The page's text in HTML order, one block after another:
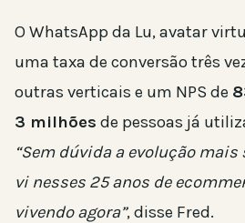
O WhatsApp da Lu, avatar
uma taxa de conversão três
outras verticais e um NPS de
3 milhões de pessoas já
“Sem dúvida a evolução
vi nesses 25 anos de
vivendo agora”, disse Fred.